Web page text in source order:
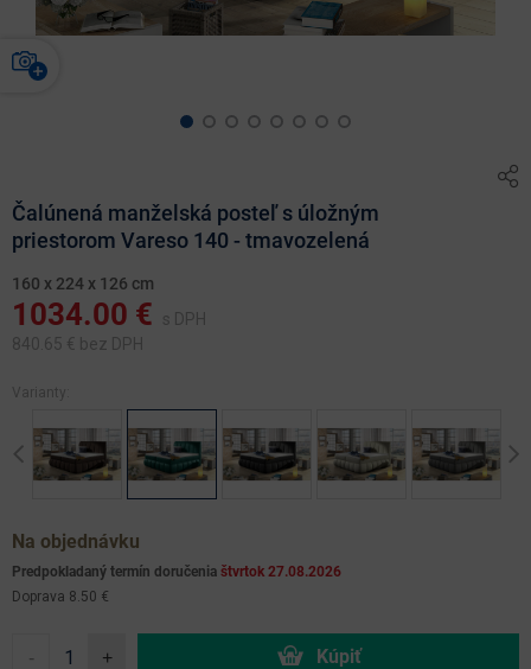
Čalúnená manželská posteľ s úložným
priestorom Vareso 140 - tmavozelená
160 x 224 x 126 cm
1034.00 €
s DPH
840.65 € bez DPH
Varianty:
Previous
Na objednávku
Predpokladaný termín doručenia štvrtok 27.08.2026
Doprava 8.50 €
- +